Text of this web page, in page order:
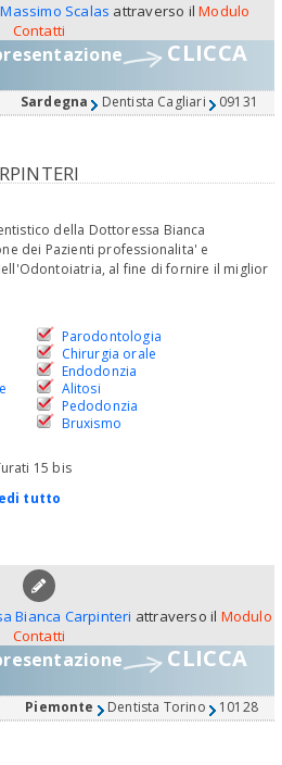
Scalas attraverso ilModulo
Contatti
CLICCA
Sardegna Dentista Cagliari 09131
della Dottoressa Bianca
dei Pazienti professionalita' e
al fine di fornire il miglior
Parodontologia
Chirurgia orale
Endodonzia
Alitosi
Pedodonzia
Bruxismo
15 bis
tutto
Bianca Carpinteri attraverso il Modulo
Contatti
CLICCA
Piemonte Dentista Torino 10128